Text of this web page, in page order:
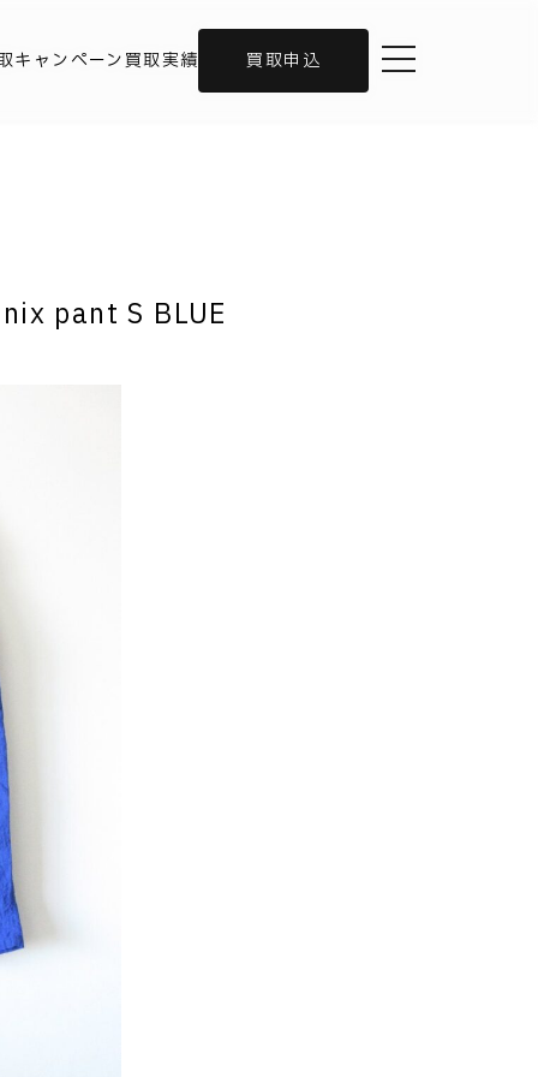
キャンペーン買取実績 買取申込 toggle navigation
pant S BLUE